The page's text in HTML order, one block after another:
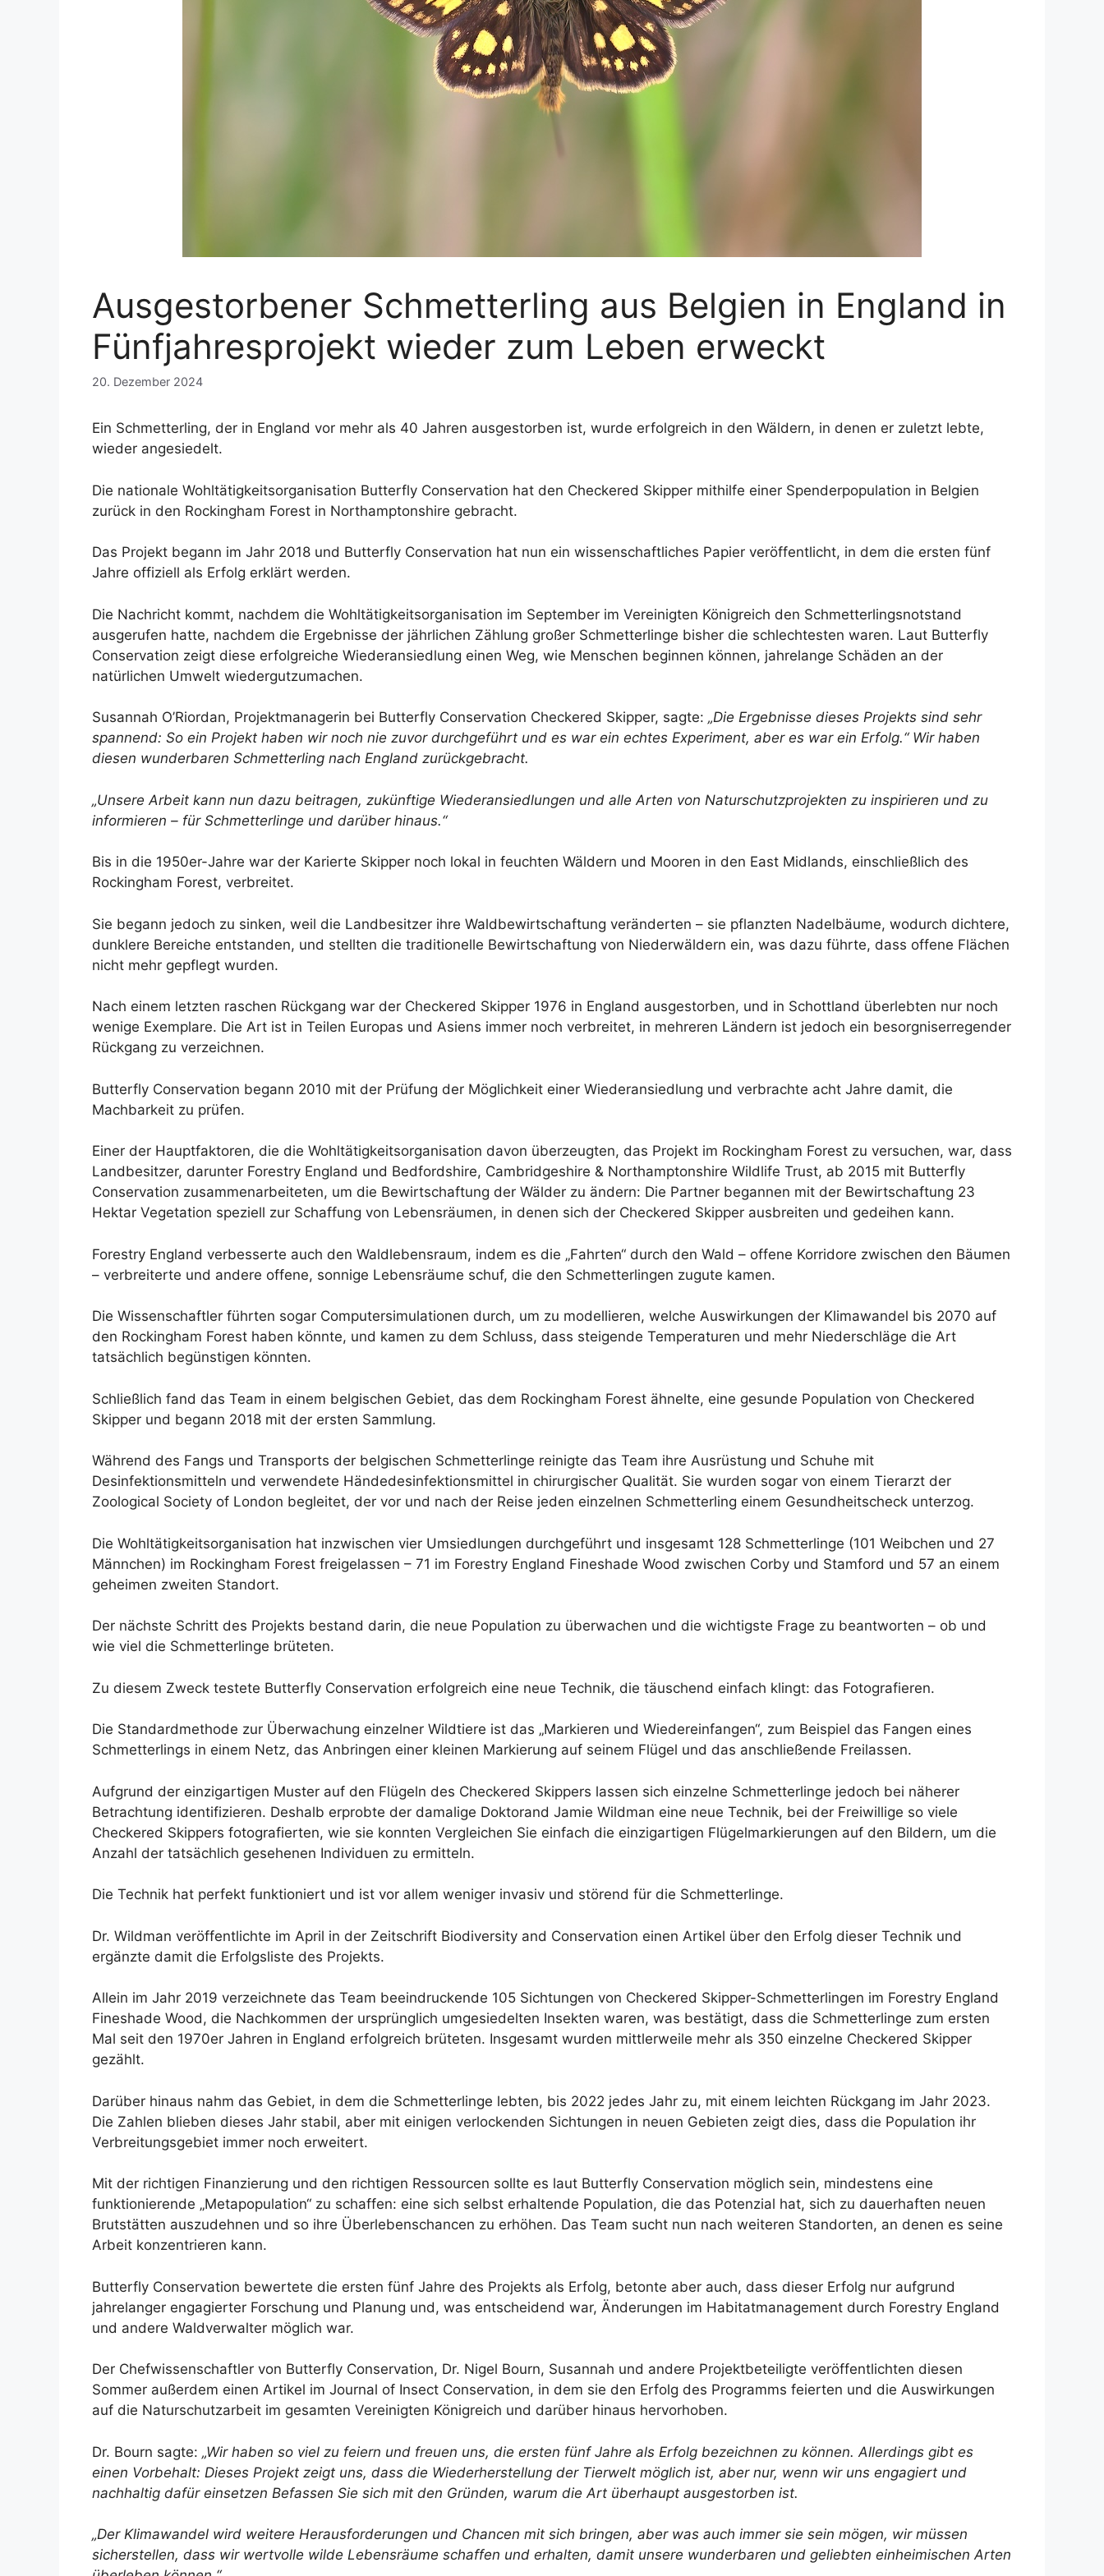
Ausgestorbener Schmetterling aus Belgien in England in
Fünfjahresprojekt wieder zum Leben erweckt
20. Dezember 2024
Ein Schmetterling, der in England vor mehr als 40 Jahren ausgestorben ist, wurde erfolgreich in den Wäldern, in denen er zuletzt lebte,
wieder angesiedelt.
Die nationale Wohltätigkeitsorganisation Butterfly Conservation hat den Checkered Skipper mithilfe einer Spenderpopulation in Belgien
zurück in den Rockingham Forest in Northamptonshire gebracht.
Das Projekt begann im Jahr 2018 und Butterfly Conservation hat nun ein wissenschaftliches Papier veröffentlicht, in dem die ersten fünf
Jahre offiziell als Erfolg erklärt werden.
Die Nachricht kommt, nachdem die Wohltätigkeitsorganisation im September im Vereinigten Königreich den Schmetterlingsnotstand
ausgerufen hatte, nachdem die Ergebnisse der jährlichen Zählung großer Schmetterlinge bisher die schlechtesten waren. Laut Butterfly
Conservation zeigt diese erfolgreiche Wiederansiedlung einen Weg, wie Menschen beginnen können, jahrelange Schäden an der
natürlichen Umwelt wiedergutzumachen.
Susannah O’Riordan, Projektmanagerin bei Butterfly Conservation Checkered Skipper, sagte: „Die Ergebnisse dieses Projekts sind sehr
spannend: So ein Projekt haben wir noch nie zuvor durchgeführt und es war ein echtes Experiment, aber es war ein Erfolg.“ Wir haben
diesen wunderbaren Schmetterling nach England zurückgebracht.
„Unsere Arbeit kann nun dazu beitragen, zukünftige Wiederansiedlungen und alle Arten von Naturschutzprojekten zu inspirieren und zu
informieren – für Schmetterlinge und darüber hinaus.“
Bis in die 1950er-Jahre war der Karierte Skipper noch lokal in feuchten Wäldern und Mooren in den East Midlands, einschließlich des
Rockingham Forest, verbreitet.
Sie begann jedoch zu sinken, weil die Landbesitzer ihre Waldbewirtschaftung veränderten – sie pflanzten Nadelbäume, wodurch dichtere,
dunklere Bereiche entstanden, und stellten die traditionelle Bewirtschaftung von Niederwäldern ein, was dazu führte, dass offene Flächen
nicht mehr gepflegt wurden.
Nach einem letzten raschen Rückgang war der Checkered Skipper 1976 in England ausgestorben, und in Schottland überlebten nur noch
wenige Exemplare. Die Art ist in Teilen Europas und Asiens immer noch verbreitet, in mehreren Ländern ist jedoch ein besorgniserregender
Rückgang zu verzeichnen.
Butterfly Conservation begann 2010 mit der Prüfung der Möglichkeit einer Wiederansiedlung und verbrachte acht Jahre damit, die
Machbarkeit zu prüfen.
Einer der Hauptfaktoren, die die Wohltätigkeitsorganisation davon überzeugten, das Projekt im Rockingham Forest zu versuchen, war, dass
Landbesitzer, darunter Forestry England und Bedfordshire, Cambridgeshire & Northamptonshire Wildlife Trust, ab 2015 mit Butterfly
Conservation zusammenarbeiteten, um die Bewirtschaftung der Wälder zu ändern: Die Partner begannen mit der Bewirtschaftung 23
Hektar Vegetation speziell zur Schaffung von Lebensräumen, in denen sich der Checkered Skipper ausbreiten und gedeihen kann.
Forestry England verbesserte auch den Waldlebensraum, indem es die „Fahrten“ durch den Wald – offene Korridore zwischen den Bäumen
– verbreiterte und andere offene, sonnige Lebensräume schuf, die den Schmetterlingen zugute kamen.
Die Wissenschaftler führten sogar Computersimulationen durch, um zu modellieren, welche Auswirkungen der Klimawandel bis 2070 auf
den Rockingham Forest haben könnte, und kamen zu dem Schluss, dass steigende Temperaturen und mehr Niederschläge die Art
tatsächlich begünstigen könnten.
Schließlich fand das Team in einem belgischen Gebiet, das dem Rockingham Forest ähnelte, eine gesunde Population von Checkered
Skipper und begann 2018 mit der ersten Sammlung.
Während des Fangs und Transports der belgischen Schmetterlinge reinigte das Team ihre Ausrüstung und Schuhe mit
Desinfektionsmitteln und verwendete Händedesinfektionsmittel in chirurgischer Qualität. Sie wurden sogar von einem Tierarzt der
Zoological Society of London begleitet, der vor und nach der Reise jeden einzelnen Schmetterling einem Gesundheitscheck unterzog.
Die Wohltätigkeitsorganisation hat inzwischen vier Umsiedlungen durchgeführt und insgesamt 128 Schmetterlinge (101 Weibchen und 27
Männchen) im Rockingham Forest freigelassen – 71 im Forestry England Fineshade Wood zwischen Corby und Stamford und 57 an einem
geheimen zweiten Standort.
Der nächste Schritt des Projekts bestand darin, die neue Population zu überwachen und die wichtigste Frage zu beantworten – ob und
wie viel die Schmetterlinge brüteten.
Zu diesem Zweck testete Butterfly Conservation erfolgreich eine neue Technik, die täuschend einfach klingt: das Fotografieren.
Die Standardmethode zur Überwachung einzelner Wildtiere ist das „Markieren und Wiedereinfangen“, zum Beispiel das Fangen eines
Schmetterlings in einem Netz, das Anbringen einer kleinen Markierung auf seinem Flügel und das anschließende Freilassen.
Aufgrund der einzigartigen Muster auf den Flügeln des Checkered Skippers lassen sich einzelne Schmetterlinge jedoch bei näherer
Betrachtung identifizieren. Deshalb erprobte der damalige Doktorand Jamie Wildman eine neue Technik, bei der Freiwillige so viele
Checkered Skippers fotografierten, wie sie konnten Vergleichen Sie einfach die einzigartigen Flügelmarkierungen auf den Bildern, um die
Anzahl der tatsächlich gesehenen Individuen zu ermitteln.
Die Technik hat perfekt funktioniert und ist vor allem weniger invasiv und störend für die Schmetterlinge.
Dr. Wildman veröffentlichte im April in der Zeitschrift Biodiversity and Conservation einen Artikel über den Erfolg dieser Technik und
ergänzte damit die Erfolgsliste des Projekts.
Allein im Jahr 2019 verzeichnete das Team beeindruckende 105 Sichtungen von Checkered Skipper-Schmetterlingen im Forestry England
Fineshade Wood, die Nachkommen der ursprünglich umgesiedelten Insekten waren, was bestätigt, dass die Schmetterlinge zum ersten
Mal seit den 1970er Jahren in England erfolgreich brüteten. Insgesamt wurden mittlerweile mehr als 350 einzelne Checkered Skipper
gezählt.
Darüber hinaus nahm das Gebiet, in dem die Schmetterlinge lebten, bis 2022 jedes Jahr zu, mit einem leichten Rückgang im Jahr 2023.
Die Zahlen blieben dieses Jahr stabil, aber mit einigen verlockenden Sichtungen in neuen Gebieten zeigt dies, dass die Population ihr
Verbreitungsgebiet immer noch erweitert.
Mit der richtigen Finanzierung und den richtigen Ressourcen sollte es laut Butterfly Conservation möglich sein, mindestens eine
funktionierende „Metapopulation“ zu schaffen: eine sich selbst erhaltende Population, die das Potenzial hat, sich zu dauerhaften neuen
Brutstätten auszudehnen und so ihre Überlebenschancen zu erhöhen. Das Team sucht nun nach weiteren Standorten, an denen es seine
Arbeit konzentrieren kann.
Butterfly Conservation bewertete die ersten fünf Jahre des Projekts als Erfolg, betonte aber auch, dass dieser Erfolg nur aufgrund
jahrelanger engagierter Forschung und Planung und, was entscheidend war, Änderungen im Habitatmanagement durch Forestry England
und andere Waldverwalter möglich war.
Der Chefwissenschaftler von Butterfly Conservation, Dr. Nigel Bourn, Susannah und andere Projektbeteiligte veröffentlichten diesen
Sommer außerdem einen Artikel im Journal of Insect Conservation, in dem sie den Erfolg des Programms feierten und die Auswirkungen
auf die Naturschutzarbeit im gesamten Vereinigten Königreich und darüber hinaus hervorhoben.
Dr. Bourn sagte: „Wir haben so viel zu feiern und freuen uns, die ersten fünf Jahre als Erfolg bezeichnen zu können. Allerdings gibt es
einen Vorbehalt: Dieses Projekt zeigt uns, dass die Wiederherstellung der Tierwelt möglich ist, aber nur, wenn wir uns engagiert und
nachhaltig dafür einsetzen Befassen Sie sich mit den Gründen, warum die Art überhaupt ausgestorben ist.
„Der Klimawandel wird weitere Herausforderungen und Chancen mit sich bringen, aber was auch immer sie sein mögen, wir müssen
sicherstellen, dass wir wertvolle wilde Lebensräume schaffen und erhalten, damit unsere wunderbaren und geliebten einheimischen Arten